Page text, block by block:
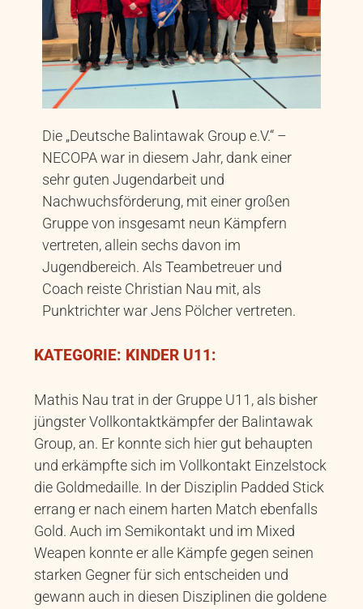
Die „Deutsche Balintawak Group e.V.“ –
NECOPA war in diesem Jahr, dank einer
sehr guten Jugendarbeit und
Nachwuchsförderung, mit einer großen
Gruppe von insgesamt neun Kämpfern
vertreten, allein sechs davon im
Jugendbereich. Als Teambetreuer und
Coach reiste Christian Nau mit, als
Punktrichter war Jens Pölcher vertreten.
KATEGORIE: KINDER U11:
Mathis Nau trat in der Gruppe U11, als bisher
jüngster Vollkontaktkämpfer der Balintawak
Group, an. Er konnte sich hier gut behaupten
und erkämpfte sich im Vollkontakt Einzelstock
die Goldmedaille. In der Disziplin Padded Stick
errang er nach einem harten Match ebenfalls
Gold. Auch im Semikontakt und im Mixed
Weapen konnte er alle Kämpfe gegen seinen
starken Gegner für sich entscheiden und
gewann auch in diesen Disziplinen die goldene